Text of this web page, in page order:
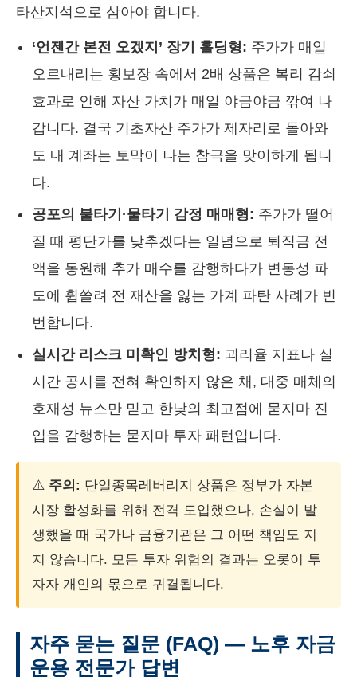
타산지석으로 삼아야 합니다.
‘언젠간 본전 오겠지’ 장기 홀딩형: 주가가 매일
오르내리는 횡보장 속에서 2배 상품은 복리 감쇠
효과로 인해 자산 가치가 매일 야금야금 깎여 나
갑니다. 결국 기초자산 주가가 제자리로 돌아와
도 내 계좌는 토막이 나는 참극을 맞이하게 됩니
다.
공포의 불타기·물타기 감정 매매형: 주가가 떨어
질 때 평단가를 낮추겠다는 일념으로 퇴직금 전
액을 동원해 추가 매수를 감행하다가 변동성 파
도에 휩쓸려 전 재산을 잃는 가계 파탄 사례가 빈
번합니다.
실시간 리스크 미확인 방치형: 괴리율 지표나 실
시간 공시를 전혀 확인하지 않은 채, 대중 매체의
호재성 뉴스만 믿고 한낮의 최고점에 묻지마 진
입을 감행하는 묻지마 투자 패턴입니다.
⚠️ 주의: 단일종목레버리지 상품은 정부가 자본
시장 활성화를 위해 전격 도입했으나, 손실이 발
생했을 때 국가나 금융기관은 그 어떤 책임도 지
지 않습니다. 모든 투자 위험의 결과는 오롯이 투
자자 개인의 몫으로 귀결됩니다.
자주 묻는 질문 (FAQ) — 노후 자금
운용 전문가 답변